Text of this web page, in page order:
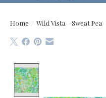
Home / Wild Vista - Sweat Pea -